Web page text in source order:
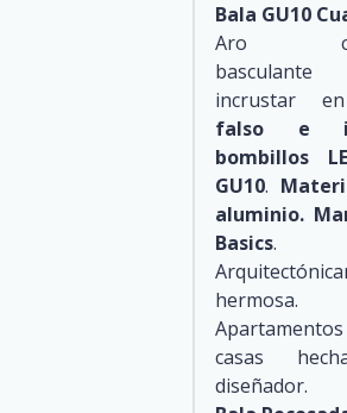
Bala GU10
Aro
incrustar
falso e
bombillos
GU10.
aluminio.
Basics.
hermosa.
casas
diseñador.